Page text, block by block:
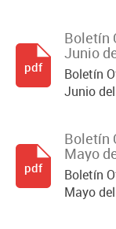
Boletín
Junio
Boletín
Junio
pdf
Boletín
Mayo
Boletín
Mayo
pdf